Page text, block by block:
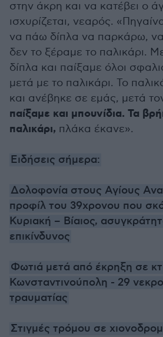
στην άκρη και να κατέβει ο
ισχυρίζεται, νεαρός.
να πάω δίπλα να παρκάρω,
δεν το ξέραμε το παλικάρι.
δίπλα και παίξαμε όλοι
μετά με το παλικάρι. Το
και ανέβηκε σε εμάς, μετά
παίξαμε και μπουνίδια. Τα
παλικάρι, πλάκα έκανε».
Ειδήσεις σήμερα:
Δολοφονία στους Αγίους
προφίλ του 39χρονου που
Κυριακή – Βίαιος,
επικίνδυνος
Φωτιά μετά από έκρηξη σε
Κωνσταντινούπολη - 29
τραυματίας
Στιγμές τρόμου σε